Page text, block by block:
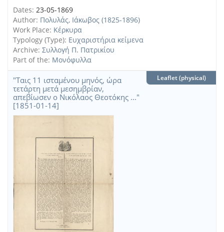
Dates: 23-05-1869
Author: Πολυλάς, Ιάκωβος (1825-1896)
Work Place: Κέρκυρα
Typology (Type): Ευχαριστήρια κείμενα
Archive: Συλλογή Π. Πατρικίου
Part of the: Μονόφυλλα
"Ταις 11 ισταμένου μηνός, ώρα
τετάρτη μετά μεσημβρίαν,
απεβίωσεν ο Νικόλαος Θεοτόκης ..."
[1851-01-14]
Leaflet (physical)